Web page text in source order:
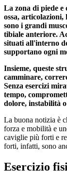
La zona di piede e
ossa, articolazioni,
sono i grandi
tibiale anteriore.
situati all'interno
supportano ogni
Insieme, queste
camminare,
Senza esercizi
tempo,
dolore, instabilità
La buona notizia è
forza e mobilità e
caviglie più forti e
forti, infatti, sono
Esercizio